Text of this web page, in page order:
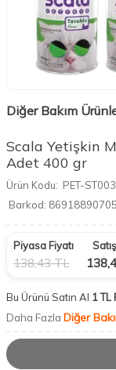
Diğer Bakım
Scala Yetişkin
Adet 400 gr
Ürün Kodu: PET-
Barkod:
Piyasa Fiyatı
138,43TL
Bu Ürünü Satın Al 1 TL
Daha Fazla Diğer